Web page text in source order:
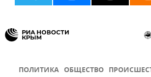
ПОЛИТИКА ОБЩЕСТВО